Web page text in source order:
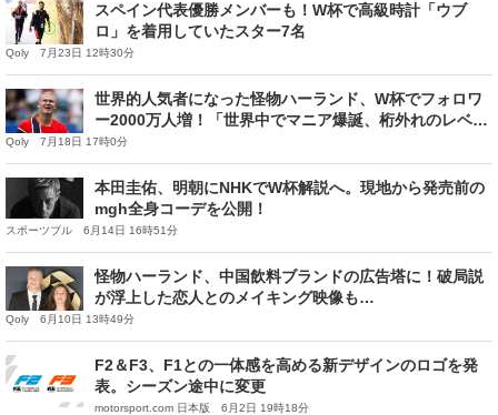
スペイン代表優勝メンバーも！W杯で高級時計「ウブ
ロ」を着用していたスター7名
Qoly 7月23日 12時30分
世界的人気者になった怪物ハーランド、W杯でフォロワ
ー2000万人増！「世界中でマニア爆誕、桁外れのレベル
到達」
Qoly 7月18日 17時0分
本田圭佑、明朝にNHKでW杯解説へ。現地から発売前の
mgh全身コーデを公開！
スポーツブル 6月14日 16時51分
怪物ハーランド、中国飲料ブランドの広告塔に！破局説
が浮上した恋人とのメイキング映像も…
Qoly 6月10日 13時49分
F2＆F3、F1との一体感を高める新デザインのロゴを発
表。シーズン途中に変更
motorsport.com 日本版 6月2日 19時18分